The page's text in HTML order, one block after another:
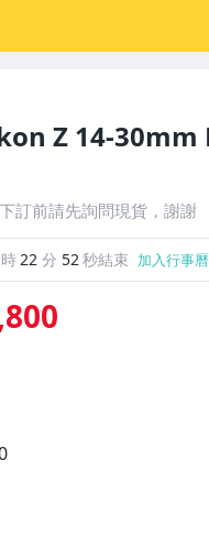
Z 14-30mm
訂前請先詢問現貨，謝謝
時22 分 51秒結束 加入行事曆